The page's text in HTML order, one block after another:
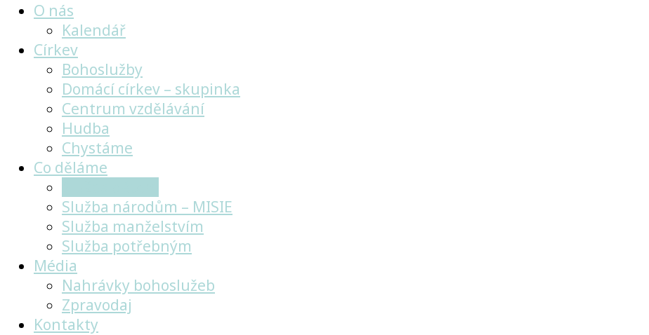
O nás
Kalendář
Církev
Bohoslužby
Domácí církev – skupinka
Centrum vzdělávání
Hudba
Chystáme
Co děláme
Služba národům – MISIE
Služba manželstvím
Služba potřebným
Média
Nahrávky bohoslužeb
Zpravodaj
Kontakty